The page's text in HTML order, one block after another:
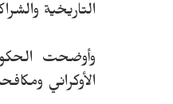
التاريخية
وأوضحت
الأوكراني